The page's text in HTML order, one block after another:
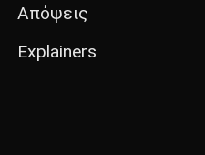
Απόψεις
Explainers